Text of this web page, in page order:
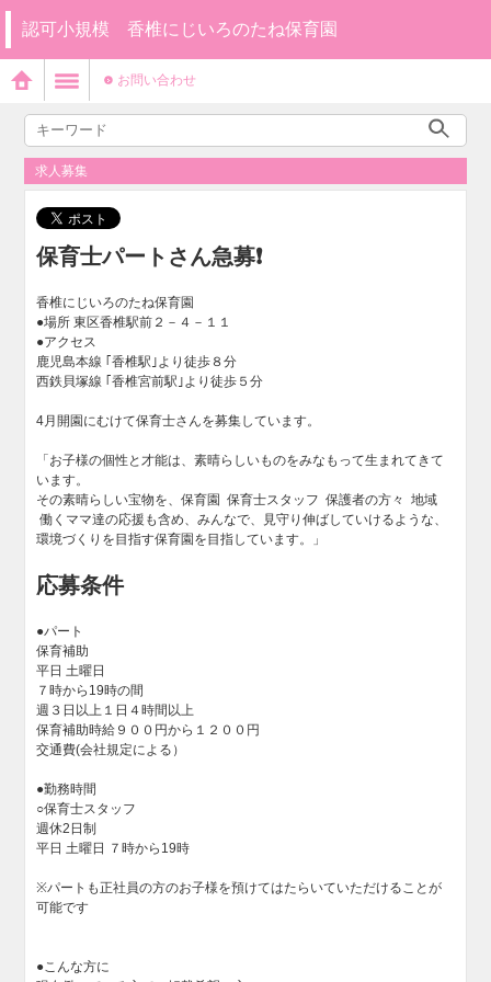
認可小規模 香椎にじいろのたね保育園
お問い合わせ
求人募集
保育士パートさん急募❗️
香椎にじいろのたね保育園
●場所 東区香椎駅前２－４－１１
●アクセス
鹿児島本線 ｢香椎駅｣より徒歩８分
西鉄貝塚線 ｢香椎宮前駅｣より徒歩５分
4月開園にむけて保育士さんを募集しています。
「お子様の個性と才能は、素晴らしいものをみなもって生まれてきて
います。
その素晴らしい宝物を、保育園 保育士スタッフ 保護者の方々 地域
働くママ達の応援も含め、みんなで、見守り伸ばしていけるような、
環境づくりを目指す保育園を目指しています。」
応募条件
●パート
保育補助
平日 土曜日
７時から19時の間
週３日以上１日４時間以上
保育補助時給９００円から１２００円
交通費(会社規定による）
●勤務時間
○保育士スタッフ
週休2日制
平日 土曜日 ７時から19時
※パートも正社員の方のお子様を預けてはたらいていただけることが
可能です
●こんな方に